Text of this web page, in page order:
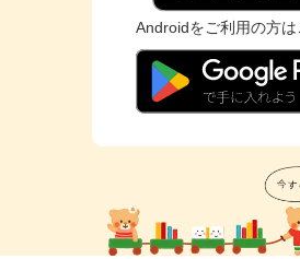
Androidをご利用の方は